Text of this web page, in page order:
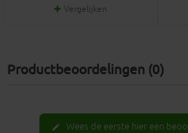
Vergelijken
Productbeoordelingen (0)
edit Wees de eerste hier een